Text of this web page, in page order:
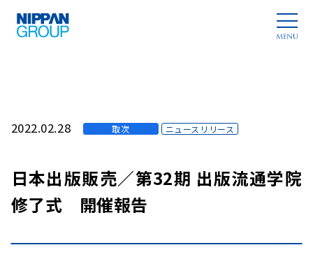
2022.02.28 取次 ニュースリリース
日本出版販売／第32期 出版流通学院
修了式 開催報告